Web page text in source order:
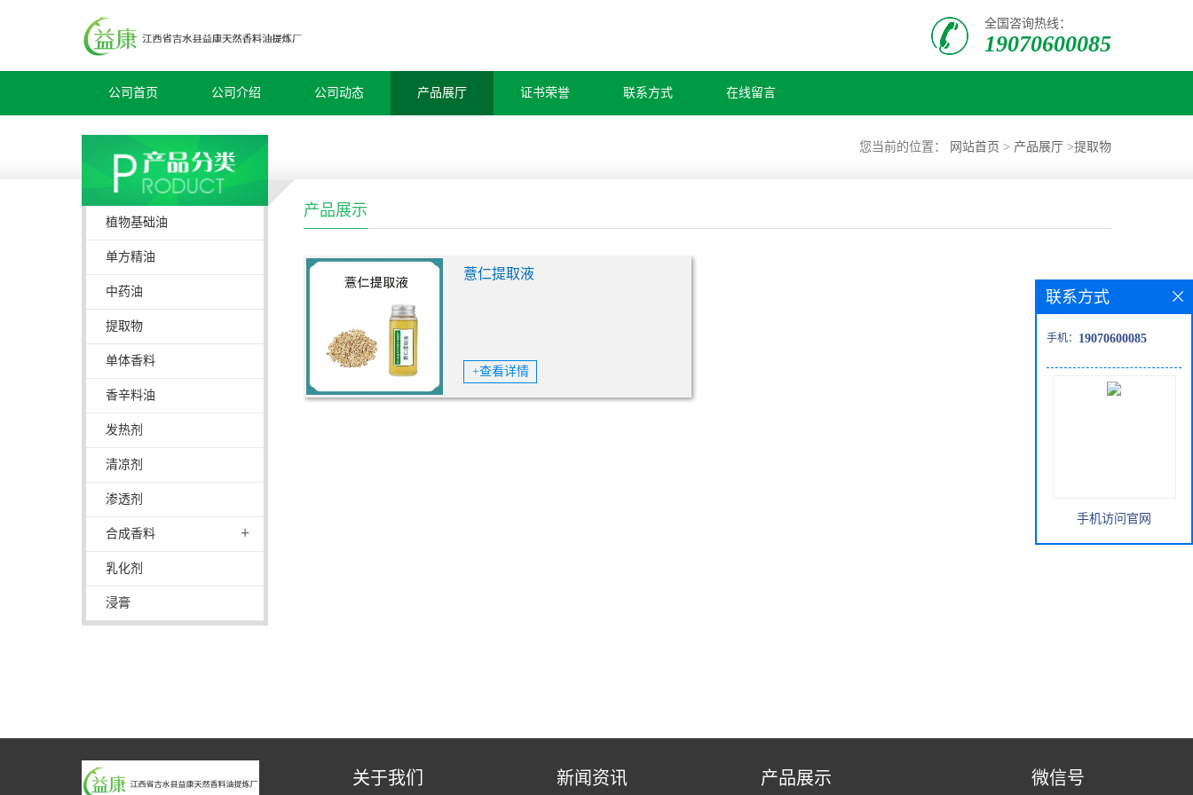
全国咨询热线：
19070600085
公司首页 公司介绍 公司动态 产品展厅 证书荣誉 联系方式 在线留言
您当前的位置： 网站首页 > 产品展厅 >提取物
植物基础油
单方精油
中药油
提取物
单体香料
香辛料油
发热剂
清凉剂
渗透剂
合成香料 +
乳化剂
浸膏
产品展示
薏仁提取液
+查看详情
联系方式
手机： 19070600085
手机访问官网
关于我们 新闻资讯 产品展示 微信号